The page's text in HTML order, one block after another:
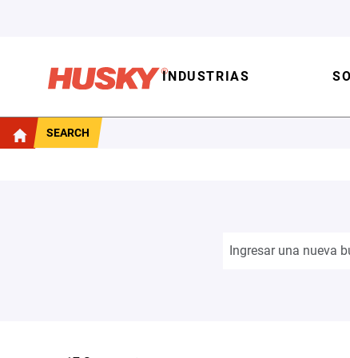
INDUSTRIAS
SEARCH